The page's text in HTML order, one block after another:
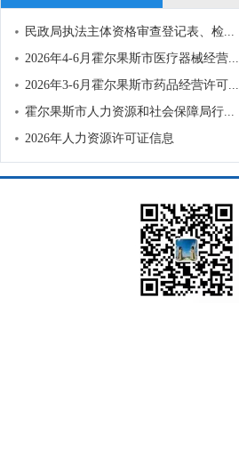
民政局执法主体资格审查登记表、检...
2026年4-6月霍尔果斯市医疗器械经营...
2026年3-6月霍尔果斯市药品经营许可...
霍尔果斯市人力资源和社会保障局行...
2026年人力资源许可证信息